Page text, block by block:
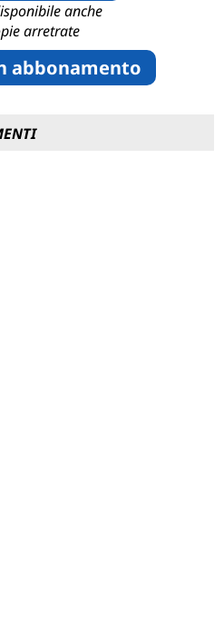
anche
arretrate
abbonamento